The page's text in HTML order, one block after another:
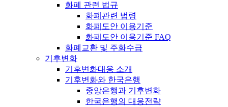
화폐 관련 법규
화폐관련 법령
화폐도안 이용기준
화폐도안 이용기준 FAQ
화폐교환 및 주화수급
기후변화
기후변화대응 소개
기후변화와 한국은행
중앙은행과 기후변화
한국은행의 대응전략